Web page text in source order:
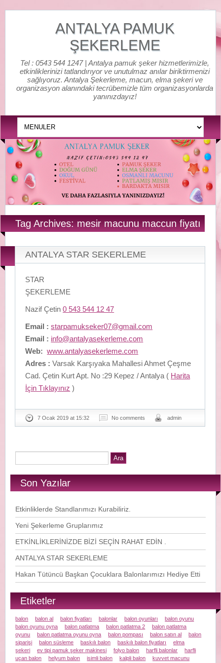
ANTALYA PAMUK
ŞEKERLEME
Tel : 0543 544 1247 | Antalya pamuk şeker hizmetlerimizle,
etkinliklerinizi tatlandırıyor ve unutulmaz anılar biriktirmenizi
sağlıyoruz. Antalya Şekerleme, macun, elma şekeri ve
organizasyon alanındaki tecrübemizle tüm organizasyonlarda
yanınızdayız!
Tag Archives: mesir macunu maccun fiyatı
ANTALYA STAR SEKERLEME
STAR
ŞEKERLEME
Nazif Çetin0 543 544 12 47
Email : starpamukseker07@gmail.com
Email : info@antalyasekerleme.com
Web: www.antalyasekerleme.com
Adres : Varsak Karşıyaka Mahallesi Ahmet Çeşme
Cad. Çetin Kurt Apt. No :29 Kepez / Antalya ( Harita
İçin Tıklayınız )
7 Ocak 2019 at 15:32 No comments admin
Son Yazılar
Etkinliklerde Standlarımızı Kurabiliriz.
Yeni Şekerleme Gruplarımız
ETKİNLİKLERİNİZDE BİZİ SEÇİN RAHAT EDİN .
ANTALYA STAR SEKERLEME
Hakan Tütüncü Başkan Çocuklara Balonlarımızı Hediye Etti
Etiketler
balon balon al balon fiyatları balonlar balon oyunları
balon oyunu
balon oyunu oyna
balon patlatma balon patlatma 2
balon patlatma
oyunu
balon patlatma oyunu oyna balon pompası balon satın al
balon
siparişi
balon süsleme baskılı balon baskılı balon fiyatları
elma
şekeri
ev tipi pamuk şeker makinesi folyo balon harfli balonlar
harfli
uçan balon
helyum balon isimli balon kalpli balon
kuvvet macunu